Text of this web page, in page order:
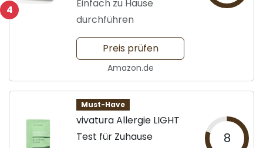
4
Einfach zu Hause
durchführen
Preis prüfen
Amazon.de
Must-Have
vivatura Allergie LIGHT
Test für Zuhause
8